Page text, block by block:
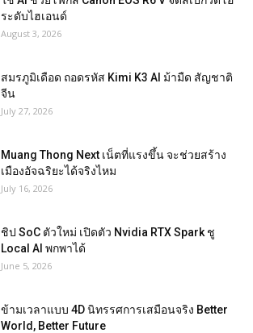
ระดับไฮเอนด์
August 3, 2026
สมรภูมิเดือด ถอดรหัส Kimi K3 AI ม้ามืด สัญชาติ
จีน
July 27, 2026
Muang Thong Next เน็ตที่แรงขึ้น จะช่วยสร้าง
เมืองอัจฉริยะได้จริงไหม
July 16, 2026
ชิป SoC ตัวใหม่ เปิดตัว Nvidia RTX Spark ชู
Local AI พกพาได้
June 5, 2026
ข้ามเวลาแบบ 4D นิทรรศการเสมือนจริง Better
World, Better Future